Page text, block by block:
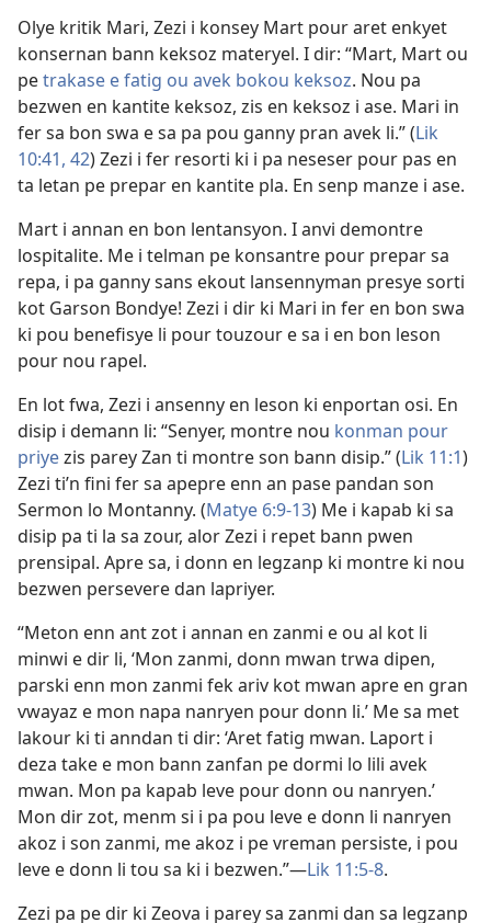
Olye kritik Mari, Zezi i konsey Mart pour aret enkyet
konsernan bann keksoz materyel. I dir: “Mart, Mart ou
petrakase e fatig ou avek bokou keksoz. Nou pa
bezwen en kantite keksoz, zis en keksoz i ase. Mari in
fer sa bon swa e sa pa pou ganny pran avek li.” (Lik
10:41, 42) Zezi i fer resorti ki i pa neseser pour pas en
ta letan pe prepar en kantite pla. En senp manze i ase.
Mart i annan en bon lentansyon. I anvi demontre
lospitalite. Me i telman pe konsantre pour prepar sa
repa, i pa ganny sans ekout lansennyman presye sorti
kot Garson Bondye! Zezi i dir ki Mari in fer en bon swa
ki pou benefisye li pour touzour e sa i en bon leson
pour nou rapel.
En lot fwa, Zezi i ansenny en leson ki enportan osi. En
disip i demann li: “Senyer, montre nou konman pour
priyezis parey Zan ti montre son bann disip.” (Lik 11:1)
Zezi ti’n fini fer sa apepre enn an pase pandan son
Sermon lo Montanny. (Matye 6:9-13) Me i kapab ki sa
disip pa ti la sa zour, alor Zezi i repet bann pwen
prensipal. Apre sa, i donn en legzanp ki montre ki nou
bezwen persevere dan lapriyer.
“Meton enn ant zot i annan en zanmi e ou al kot li
minwi e dir li, ‘Mon zanmi, donn mwan trwa dipen,
parski enn mon zanmi fek ariv kot mwan apre en gran
vwayaz e mon napa nanryen pour donn li.’ Me sa met
lakour ki ti anndan ti dir: ‘Aret fatig mwan. Laport i
deza take e mon bann zanfan pe dormi lo lili avek
mwan. Mon pa kapab leve pour donn ou nanryen.’
Mon dir zot, menm si i pa pou leve e donn li nanryen
akoz i son zanmi, me akoz i pe vreman persiste, i pou
leve e donn li tou sa ki i bezwen.”​—Lik 11:5-8.
Zezi pa pe dir ki Zeova i parey sa zanmi dan sa legzanp